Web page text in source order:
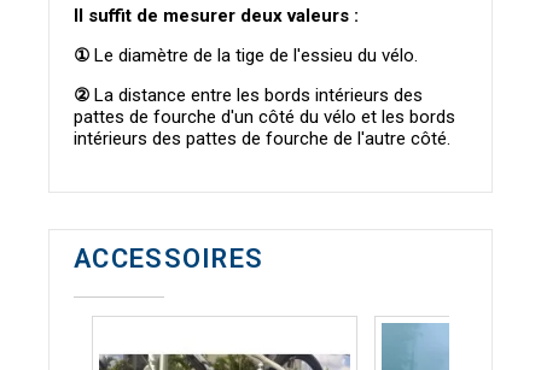
Il suffit de mesurer deux valeurs :
① Le diamètre de la tige de l'essieu du vélo.
② La distance entre les bords intérieurs des
pattes de fourche d'un côté du vélo et les bords
intérieurs des pattes de fourche de l'autre côté.
ACCESSOIRES